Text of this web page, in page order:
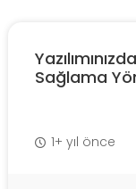
Sağlama
1+ yıl önce